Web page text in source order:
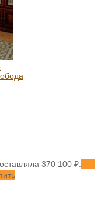
370 100 ₽.